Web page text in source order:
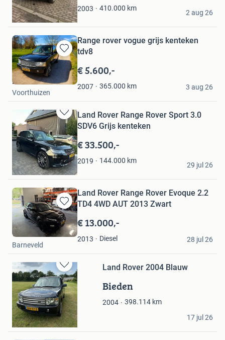
2003 410.000 km
Coerd
Nieuwehorne
2 aug 26
Bewaren
in
Mijn
Favorieten
Range rover vogue grijs kenteken
tdv8
€ 5.600,-
2007 365.000 km
B
Voorthuizen
3 aug 26
Bewaren
in
Mijn
Favorieten
Land Rover Range Rover Sport 3.0
SDV6 Grijs kenteken
€ 33.500,-
2019 144.000 km
Max
Berkel-Enschot
29 jul 26
Bewaren
in
Mijn
Favorieten
Land Rover Range Rover Evoque 2.2
TD4 4WD AUT 2013 Zwart
€ 13.000,-
2013 Diesel
van wolfswinkel
Barneveld
28 jul 26
Bewaren
in
Mijn
Favorieten
Land Rover 2004 Blauw
Bieden
2004 398.114 km
nick
Gasselte
17 jul 26